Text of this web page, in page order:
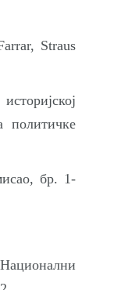
Straus
политичке
бр. 1-